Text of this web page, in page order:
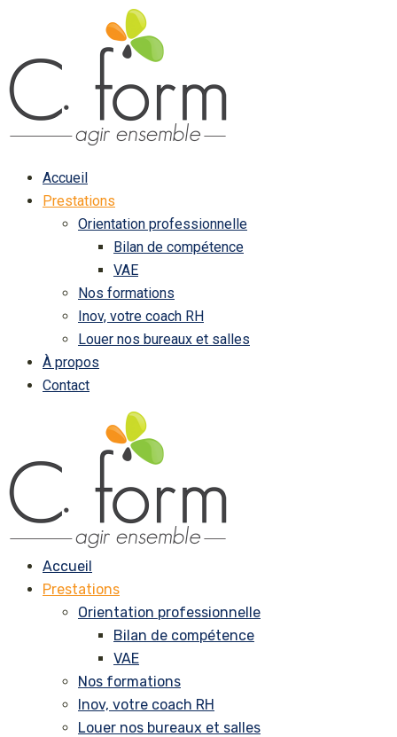
Accueil
Prestations
Orientation professionnelle
Bilan de compétence
VAE
Nos formations
Inov, votre coach RH
Louer nos bureaux et salles
À propos
Contact
Accueil
Prestations
Orientation professionnelle
Bilan de compétence
VAE
Nos formations
Inov, votre coach RH
Louer nos bureaux et salles